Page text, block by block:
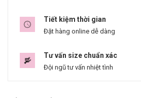
Tiết kiệm thời gian
Đặt hàng online dễ dàng
Tư vấn size chuẩn xác
Đội ngũ tư vấn nhiệt tình